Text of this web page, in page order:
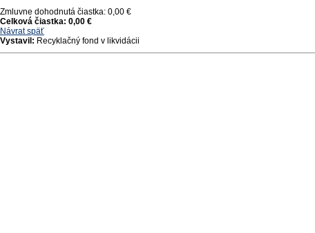
Zmluvne dohodnutá čiastka: 0,00 €
Celková čiastka: 0,00 €
Návrat späť
Vystavil: Recyklačný fond v likvidácii